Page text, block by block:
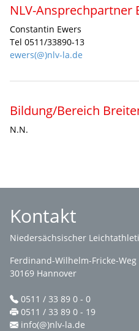
NLV-Ansprechpartner
Constantin Ewers
Tel 0511/33890-13
ewers(@)nlv-la.de
Bildung/Bereich
N.N.
Kontakt
Niedersächsischer
Ferdinand-Wilhelm-Fricke-Weg
30169 Hannover
0511 / 33 89 0 - 0
0511 / 33 89 0 - 19
info(@)nlv-la.de